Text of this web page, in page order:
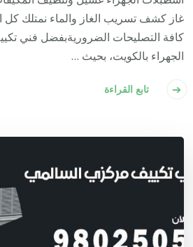
غاز كشف تسريب الغاز والماء نمتلك كل
كافة التصليحات الضروريةبفضل فني
الجهراء بالكويت، بحيث …
تابع القراءة